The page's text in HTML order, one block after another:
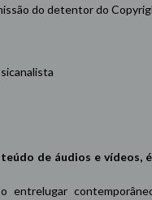
do detentor do
de áudios e
entrelugar